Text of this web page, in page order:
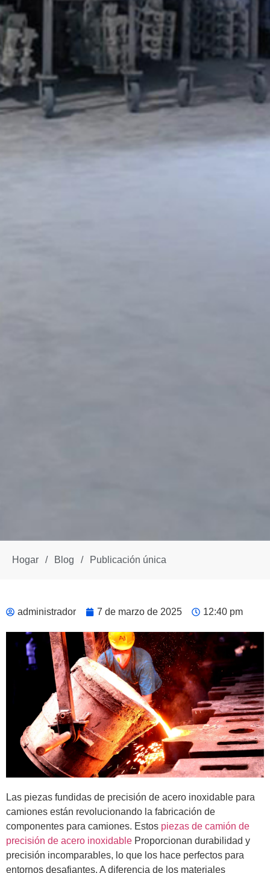
Hogar / Blog / Publicación única
administrador 7 de marzo de 2025 12:40 pm
Las piezas fundidas de precisión de acero inoxidable para
camiones están revolucionando la fabricación de
componentes para camiones. Estos piezas de camión de
precisión de acero inoxidable Proporcionan durabilidad y
precisión incomparables, lo que los hace perfectos para
entornos desafiantes. A diferencia de los materiales